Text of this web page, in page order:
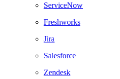
ServiceNow
Freshworks
Jira
Salesforce
Zendesk